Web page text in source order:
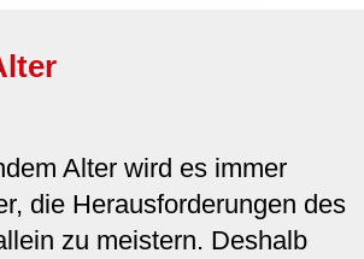
Alter wird es immer
die Herausforderungen des
zu meistern. Deshalb